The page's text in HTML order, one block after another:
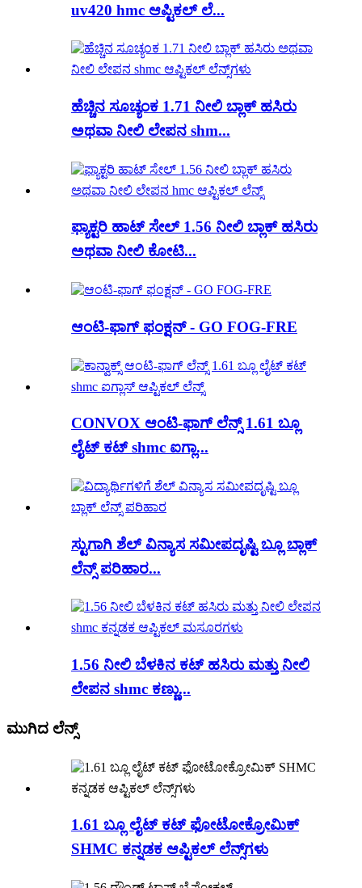
uv420 hmc ಆಪ್ಟಿಕಲ್ ಲೆ...
ಹೆಚ್ಚಿನ ಸೂಚ್ಯಂಕ 1.71 ನೀಲಿ ಬ್ಲಾಕ್ ಹಸಿರು
ಅಥವಾ ನೀಲಿ ಲೇಪನ shm...
ಫ್ಯಾಕ್ಟರಿ ಹಾಟ್ ಸೇಲ್ 1.56 ನೀಲಿ ಬ್ಲಾಕ್ ಹಸಿರು
ಅಥವಾ ನೀಲಿ ಕೋಟಿ...
ಆಂಟಿ-ಫಾಗ್ ಫಂಕ್ಷನ್ - GO FOG-FRE
CONVOX ಆಂಟಿ-ಫಾಗ್ ಲೆನ್ಸ್ 1.61 ಬ್ಲೂ
ಲೈಟ್ ಕಟ್ shmc ಐಗ್ಲಾ...
ಸ್ಟುಗಾಗಿ ಶೆಲ್ ವಿನ್ಯಾಸ ಸಮೀಪದೃಷ್ಟಿ ಬ್ಲೂ ಬ್ಲಾಕ್
ಲೆನ್ಸ್ ಪರಿಹಾರ...
1.56 ನೀಲಿ ಬೆಳಕಿನ ಕಟ್ ಹಸಿರು ಮತ್ತು ನೀಲಿ
ಲೇಪನ shmc ಕಣ್ಣು...
ಮುಗಿದ ಲೆನ್ಸ್
1.61 ಬ್ಲೂ ಲೈಟ್ ಕಟ್ ಫೋಟೋಕ್ರೋಮಿಕ್
SHMC ಕನ್ನಡಕ ಆಪ್ಟಿಕಲ್ ಲೆನ್ಸ್‌ಗಳು